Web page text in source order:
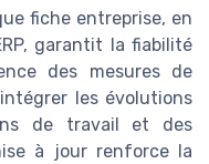
fiche entreprise, en
garantit la fiabilité
des mesures de
les évolutions
de travail et des
à jour renforce la